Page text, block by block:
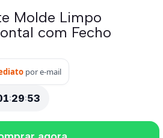
Molde Limpo
com Fecho
por e-mail
:29:52